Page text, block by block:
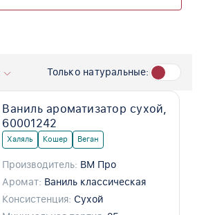
Только натуральные:
Ваниль ароматизатор сухой,
60001242
Халяль Кошер Веган
Производитель: ВМ Про
Аромат: Ваниль классическая
Консистенция: Сухой